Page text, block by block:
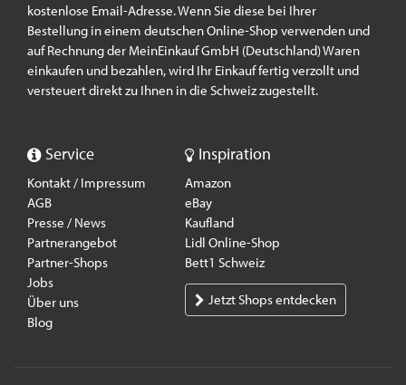
kostenlose Email-Adresse. Wenn Sie diese bei Ihrer
Bestellung in einem deutschen Online-Shop verwenden und
auf Rechnung der MeinEinkauf GmbH (Deutschland) Waren
einkaufen und bezahlen, wird Ihr Einkauf fertig verzollt und
versteuert direkt zu Ihnen in die Schweiz zugestellt.
Service
Kontakt / Impressum
AGB
Presse / News
Partnerangebot
Partner-Shops
Jobs
Über uns
Blog
Inspiration
Amazon
eBay
Kaufland
Lidl Online-Shop
Bett1 Schweiz
Jetzt Shops entdecken